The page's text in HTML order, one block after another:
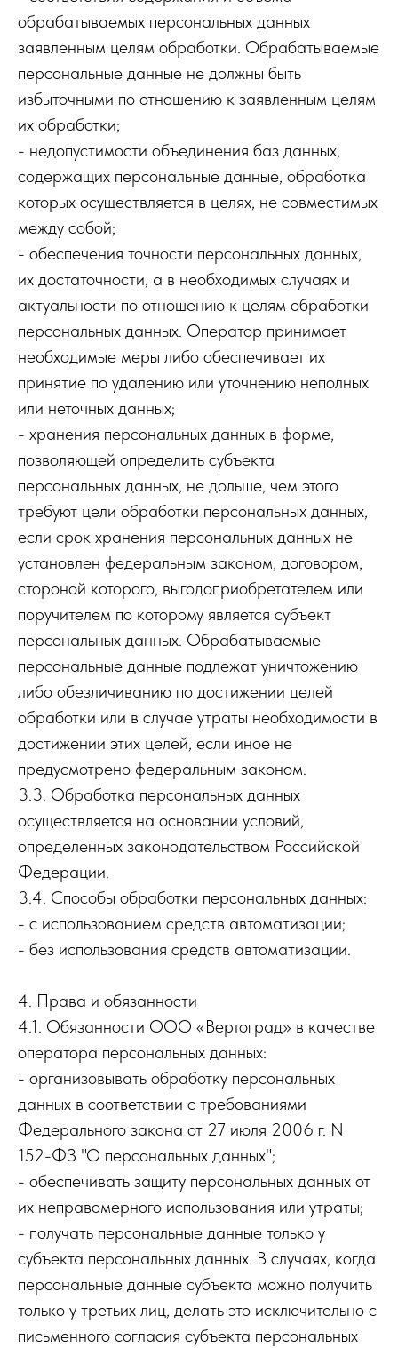
обрабатываемых персональных данных
заявленным целям обработки. Обрабатываемые
персональные данные не должны быть
избыточными по отношению к заявленным целям
их обработки;
- недопустимости объединения баз данных,
содержащих персональные данные, обработка
которых осуществляется в целях, не совместимых
между собой;
- обеспечения точности персональных данных,
их достаточности, а в необходимых случаях и
актуальности по отношению к целям обработки
персональных данных. Оператор принимает
необходимые меры либо обеспечивает их
принятие по удалению или уточнению неполных
или неточных данных;
- хранения персональных данных в форме,
позволяющей определить субъекта
персональных данных, не дольше, чем этого
требуют цели обработки персональных данных,
если срок хранения персональных данных не
установлен федеральным законом, договором,
стороной которого, выгодоприобретателем или
поручителем по которому является субъект
персональных данных. Обрабатываемые
персональные данные подлежат уничтожению
либо обезличиванию по достижении целей
обработки или в случае утраты необходимости в
достижении этих целей, если иное не
предусмотрено федеральным законом.
3.3. Обработка персональных данных
осуществляется на основании условий,
определенных законодательством Российской
Федерации.
3.4. Способы обработки персональных данных:
- с использованием средств автоматизации;
- без использования средств автоматизации.
4. Права и обязанности
4.1. Обязанности ООО «Вертоград» в качестве
оператора персональных данных:
- организовывать обработку персональных
данных в соответствии с требованиями
Федерального закона от 27 июля 2006 г. N
152-ФЗ "О персональных данных";
- обеспечивать защиту персональных данных от
их неправомерного использования или утраты;
- получать персональные данные только у
субъекта персональных данных. В случаях, когда
персональные данные субъекта можно получить
только у третьих лиц, делать это исключительно с
письменного согласия субъекта персональных